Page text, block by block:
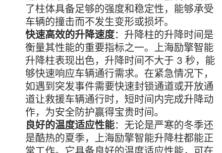
了柱体具备足够的强度和稳定性，能够承受
车辆的撞击而不发生变形或损坏。
快速高效的升降速度：升降柱的升降时间是
衡量其性能的重要指标之一。上海励擎智能
升降柱表现出色，升降时间不大于 3 秒，能
够快速响应车辆通行需求。在紧急情况下，
如遇到突发事件需要快速封锁通道或开放通
道让救援车辆通行时，短时间内完成升降动
作，为安全防护赢得宝贵时间。
良好的温度适应性能：无论是严寒的冬季还
是酷热的夏季，上海励擎智能升降柱都能正